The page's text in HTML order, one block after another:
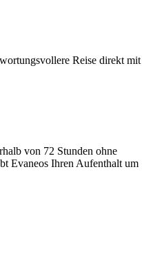
Reise direkt mit
von 72 Stunden ohne
Evaneos Ihren Aufenthalt um